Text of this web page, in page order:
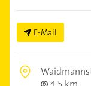
E-Mail